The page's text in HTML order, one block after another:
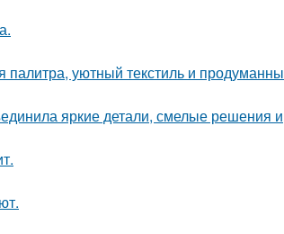
уютный текстиль и
яркие детали, смелые решения и